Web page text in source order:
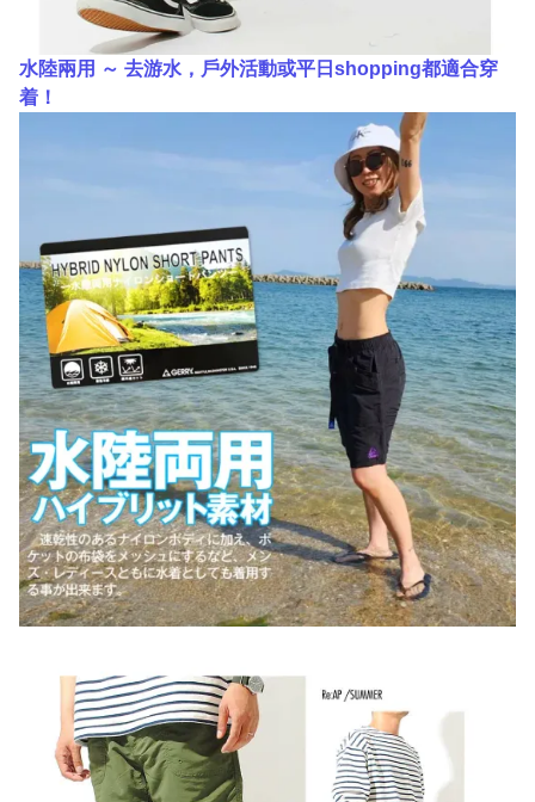
水陸兩用 ～ 去游水，戶外活動或平日shopping都適合穿
着！